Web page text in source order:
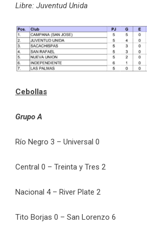
Libre: Juventud Unida
Cebollas
Grupo A
Río Negro 3 – Universal 0
Central 0 – Treinta y Tres 2
Nacional 4 – River Plate 2
Tito Borjas 0 – San Lorenzo 6